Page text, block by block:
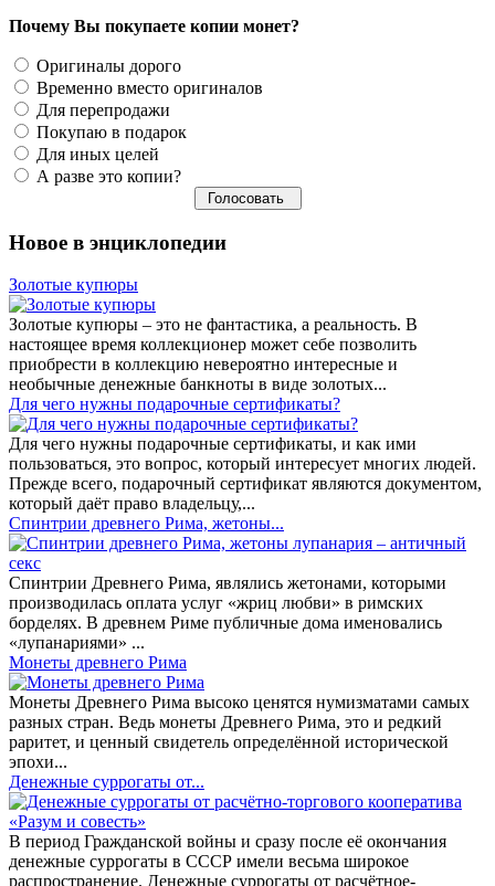
Почему Вы покупаете копии монет?
Оригиналы дорого
Временно вместо оригиналов
Для перепродажи
Покупаю в подарок
Для иных целей
А разве это копии?
Новое в энциклопедии
Золотые купюры
Золотые купюры – это не фантастика, а реальность. В
настоящее время коллекционер может себе позволить
приобрести в коллекцию невероятно интересные и
необычные денежные банкноты в виде золотых...
​Для чего нужны подарочные сертификаты?
Для чего нужны подарочные сертификаты, и как ими
пользоваться, это вопрос, который интересует многих людей.
Прежде всего, подарочный сертификат являются документом,
который даёт право владельцу,...
Спинтрии древнего Рима, жетоны...
Спинтрии Древнего Рима, являлись жетонами, которыми
производилась оплата услуг «жриц любви» в римских
борделях. В древнем Риме публичные дома именовались
«лупанариями» ...
Монеты древнего Рима
Монеты Древнего Рима высоко ценятся нумизматами самых
разных стран. Ведь монеты Древнего Рима, это и редкий
раритет, и ценный свидетель определённой исторической
эпохи...
Денежные суррогаты от...
В период Гражданской войны и сразу после её окончания
денежные суррогаты в СССР имели весьма широкое
распространение. Денежные суррогаты от расчётное-